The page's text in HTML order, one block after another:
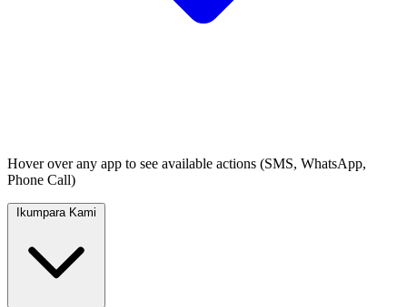
Hover over any app to see available actions (SMS, WhatsApp,
Phone Call)